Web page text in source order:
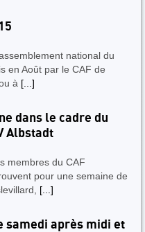
national du
en Août par le CAF de
à [...]
dans le cadre du
Albstadt
membres du CAF
pour une semaine de
[...]
samedi après midi et